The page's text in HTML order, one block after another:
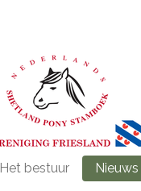
Het bestuur Nieuws